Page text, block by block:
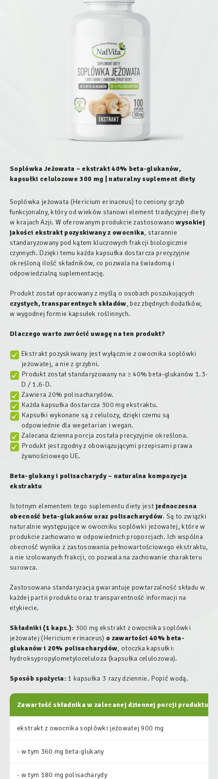
Soplówka Jeżowata – ekstrakt 40% beta-glukanów,
kapsułki celulozowe 300 mg | naturalny suplement diety
Soplówka jeżowata (Hericium erinaceus) to ceniony grzyb
funkcjonalny, który od wieków stanowi element tradycyjnej diety
w krajach Azji. W oferowanym produkcie zastosowanowysokiej
jakości ekstrakt pozyskiwany z owocnika, starannie
standaryzowany pod kątem kluczowych frakcji biologicznie
czynnych. Dzięki temu każda kapsułka dostarcza precyzyjnie
określoną ilość składników, co pozwala na świadomą i
odpowiedzialną suplementację.
Produkt został opracowany z myślą o osobach poszukujących
czystych, transparentnych składów, bez zbędnych dodatków,
w wygodnej formie kapsułek roślinnych.
Dlaczego warto zwrócić uwagę na ten produkt?
Ekstrakt pozyskiwany jest wyłącznie z owocnika soplówki
jeżowatej, a nie z grzybni.
Produkt został standaryzowany na ≥ 40% beta-glukanów 1.3-
D / 1.6-D.
Zawiera 20% polisacharydów.
Każda kapsułka dostarcza 300 mg ekstraktu.
Kapsułki wykonane są z celulozy, dzięki czemu są
odpowiednie dla wegetarian i wegan.
Zalecana dzienna porcja została precyzyjnie określona.
Produkt jest zgodny z obowiązującymi przepisami prawa
żywnościowego UE.
Beta-glukany i polisacharydy – naturalna kompozycja
ekstraktu
Istotnym elementem tego suplementu diety jest jednoczesna
obecność beta-glukanów oraz polisacharydów. Są to związki
naturalnie występujące w owocniku soplówki jeżowatej, które w
produkcie zachowano w odpowiednich proporcjach. Ich wspólna
obecność wynika z zastosowania pełnowartościowego ekstraktu,
a nie izolowanych frakcji, co pozwala na zachowanie charakteru
surowca.
Zastosowana standaryzacja gwarantuje powtarzalność składu w
każdej partii produktu oraz transparentność informacji na
etykiecie.
Składniki (1 kaps.): 300 mg ekstrakt z owocnika soplówki
jeżowatej (Hericium erinaceus) o zawartości 40% beta-
glukanów i 20% polisacharydów, otoczka kapsułki:
hydroksypropylometyloceluloza (kapsułka celulozowa).
Sposób spożycia: 1 kapsułka 3 razy dziennie. Popić wodą.
Zawartość składnika w zalecanej dziennej porcji produktu:
ekstrakt z owocnika soplówki jeżowatej 900 mg
- w tym 360 mg beta-glukany
- w tym 180 mg polisacharydy